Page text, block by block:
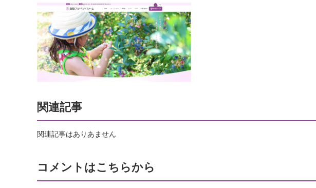
関連記事
関連記事はありあません
コメントはこちらから